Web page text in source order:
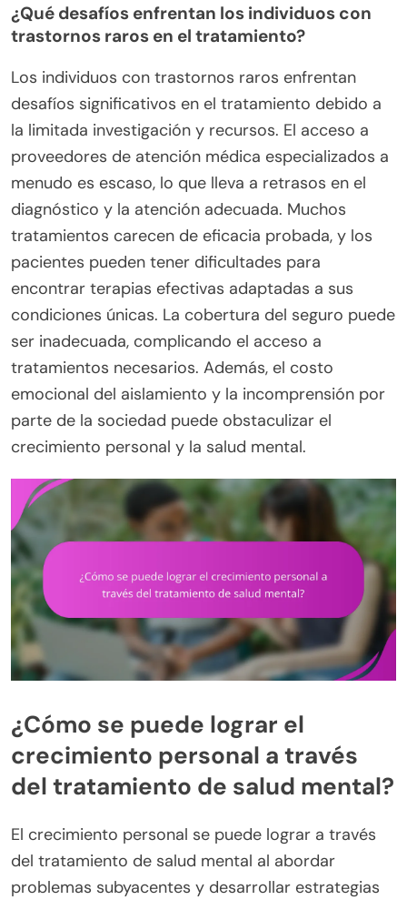
¿Qué desafíos enfrentan los individuos con
trastornos raros en el tratamiento?
Los individuos con trastornos raros enfrentan
desafíos significativos en el tratamiento debido a
la limitada investigación y recursos. El acceso a
proveedores de atención médica especializados a
menudo es escaso, lo que lleva a retrasos en el
diagnóstico y la atención adecuada. Muchos
tratamientos carecen de eficacia probada, y los
pacientes pueden tener dificultades para
encontrar terapias efectivas adaptadas a sus
condiciones únicas. La cobertura del seguro puede
ser inadecuada, complicando el acceso a
tratamientos necesarios. Además, el costo
emocional del aislamiento y la incomprensión por
parte de la sociedad puede obstaculizar el
crecimiento personal y la salud mental.
¿Cómo se puede lograr el
crecimiento personal a través
del tratamiento de salud mental?
El crecimiento personal se puede lograr a través
del tratamiento de salud mental al abordar
problemas subyacentes y desarrollar estrategias